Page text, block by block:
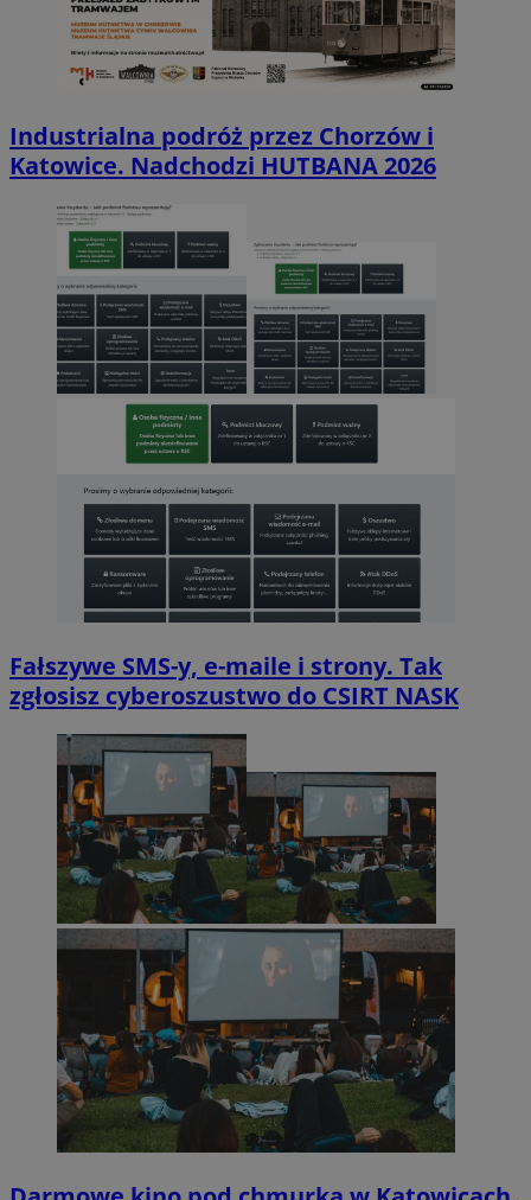
Industrialna podróż przez Chorzów i
Katowice. Nadchodzi HUTBANA 2026
Fałszywe SMS-y, e-maile i strony. Tak
zgłosisz cyberoszustwo do CSIRT NASK